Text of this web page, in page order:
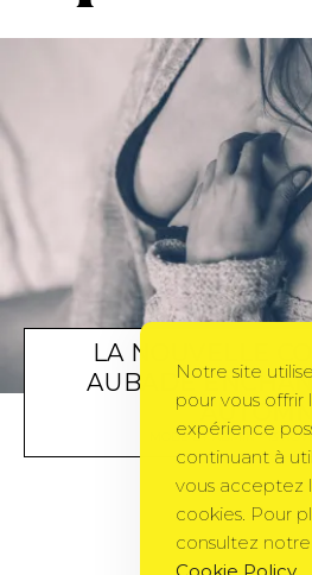
LA NOUVELLE
AUBADE
MODEBYADMIN 13
Notre site
pour vous offrir
expérience
continuant à
vous acceptez
cookies. Pour
consultez